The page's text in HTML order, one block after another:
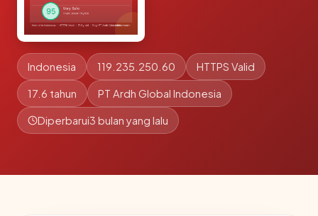
Indonesia 119.235.250.60 HTTPS Valid
17.6 tahun PT Ardh Global Indonesia
Diperbarui3 bulan yang lalu